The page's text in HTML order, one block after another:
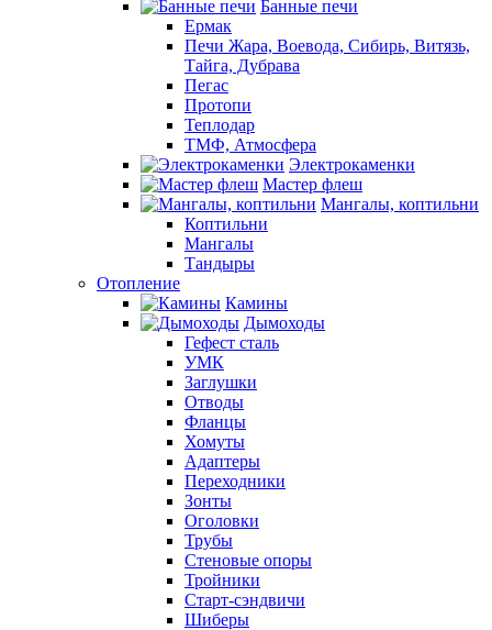
Банные печи
Ермак
Печи Жара, Воевода, Сибирь, Витязь,
Тайга, Дубрава
Пегас
Протопи
Теплодар
ТМФ, Атмосфера
Электрокаменки
Мастер флеш
Мангалы, коптильни
Коптильни
Мангалы
Тандыры
Отопление
Камины
Дымоходы
Гефест сталь
УМК
Заглушки
Отводы
Фланцы
Хомуты
Адаптеры
Переходники
Зонты
Оголовки
Трубы
Стеновые опоры
Тройники
Старт-сэндвичи
Шиберы